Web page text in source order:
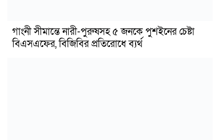
গাংনী সীমান্তে নারী-পুরুষসহ ৫ জনকে পুশইনের চেষ্টা
বিএসএফের, বিজিবির প্রতিরোধে ব্যর্থ